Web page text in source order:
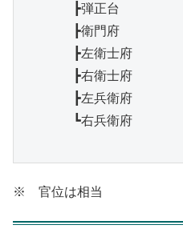
┣弾正台
┣衛門府
┣左衛士府
┣右衛士府
┣左兵衛府
┗右兵衛府
※ 官位は相当